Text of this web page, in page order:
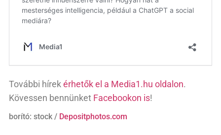
További hírekérhetők el a Media1.hu oldalon.
Kövessen bennünket Facebookon is!
borító: stock / Depositphotos.com